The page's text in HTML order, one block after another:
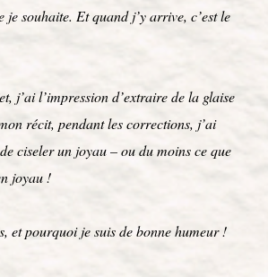
je souhaite. Et quand j’y arrive, c’est le
j’ai l’impression d’extraire de la glaise
récit, pendant les corrections, j’ai
ciseler un joyau – ou du moins ce que
joyau !
et pourquoi je suis de bonne humeur !